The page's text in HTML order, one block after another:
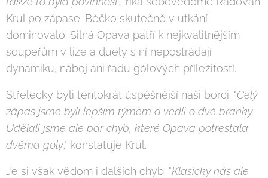
Krul po zápase. Béčko skutečně v utkání
dominovalo. Silná Opava patří k nejkvalitnějším
soupeřům v lize a duely s ní nepostrádají
dynamiku, náboj ani řadu gólových příležitostí.
Střelecky byli tentokrát úspěšnější naši borci. "Celý
zápas jsme byli lepším týmem a vedli o dvě branky.
Udělali jsme ale pár chyb, které Opava potrestala
dvěma góly," konstatuje Krul.
Je si však vědom i dalších chyb. "Klasicky nás ale